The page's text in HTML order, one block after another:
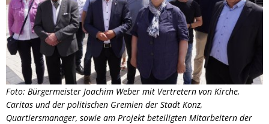
Foto: Bürgermeister Joachim Weber mit Vertretern von Kirche,
Caritas und der politischen Gremien der Stadt Konz,
Quartiersmanager, sowie am Projekt beteiligten Mitarbeitern der